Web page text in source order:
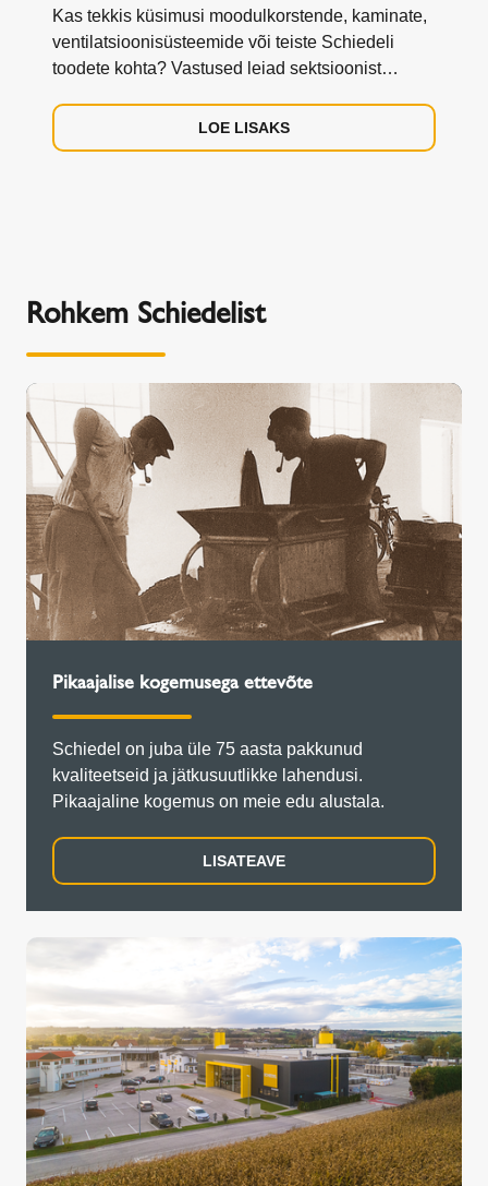
Kas tekkis küsimusi moodulkorstende, kaminate,
ventilatsioonisüsteemide või teiste Schiedeli
toodete kohta? Vastused leiad sektsioonist
LOE LISAKS
Rohkem Schiedelist
Pikaajalise kogemusega ettevõte
Schiedel on juba üle 75 aasta pakkunud
kvaliteetseid ja jätkusuutlikke lahendusi.
Pikaajaline kogemus on meie edu alustala.
LISATEAVE